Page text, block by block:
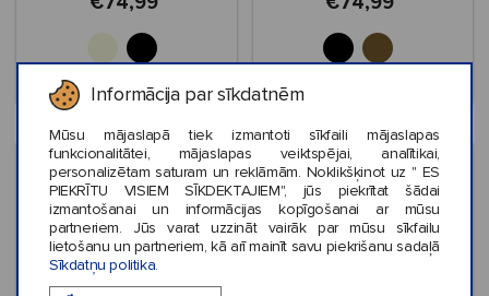
Informācija par sīkdatnēm
Mūsu mājaslapā tiek izmantoti sīkfaili mājaslapas
funkcionalitātei, mājaslapas veiktspējai, analītikai,
personalizētam saturam un reklāmām. Noklikšķinot uz " ES
PIEKRĪTU VISIEM SĪKDEKTAJIEM", jūs piekrītat šādai
izmantošanai un informācijas kopīgošanai ar mūsu
partneriem. Jūs varat uzzināt vairāk par mūsu sīkfailu
lietošanu un partneriem, kā arī mainīt savu piekrišanu sadaļā
Sīkdatņu politika.